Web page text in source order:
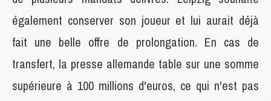
également conserver son joueur et lui aurait déjà
fait une belle offre de prolongation. En cas de
transfert, la presse allemande table sur une somme
supérieure à 100 millions d'euros, ce qui n'est pas